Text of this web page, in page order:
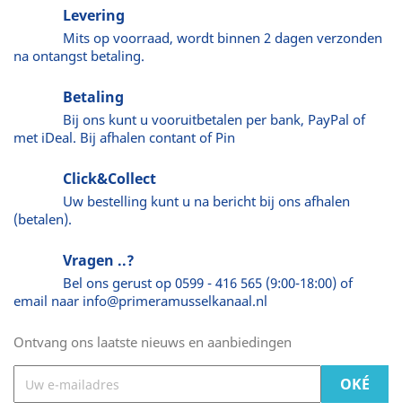
Levering
Mits op voorraad, wordt binnen 2 dagen verzonden
na ontangst betaling.
Betaling
Bij ons kunt u vooruitbetalen per bank, PayPal of
met iDeal. Bij afhalen contant of Pin
Click&Collect
Uw bestelling kunt u na bericht bij ons afhalen
(betalen).
Vragen ..?
Bel ons gerust op 0599 - 416 565 (9:00-18:00) of
email naar info@primeramusselkanaal.nl
Ontvang ons laatste nieuws en aanbiedingen